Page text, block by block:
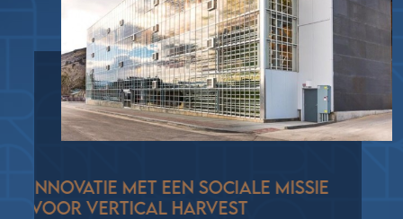
INNOVATIE MET EEN SOCIALE MISSIE
VOOR VERTICAL HARVEST